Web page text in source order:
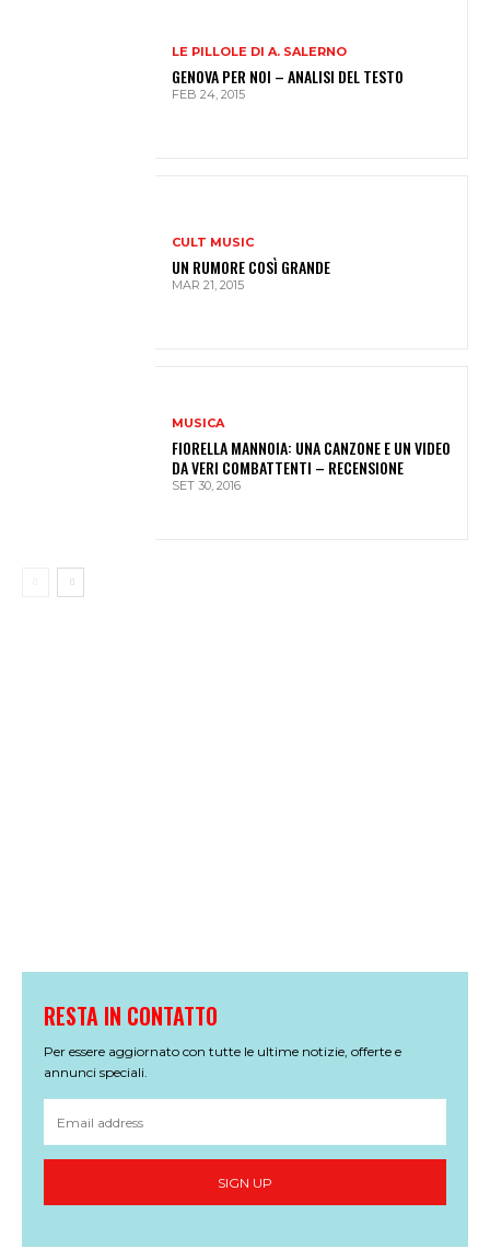
LE PILLOLE DI A. SALERNO
GENOVA PER NOI – ANALISI DEL TESTO
FEB 24, 2015
CULT MUSIC
UN RUMORE COSÌ GRANDE
MAR 21, 2015
MUSICA
FIORELLA MANNOIA: UNA CANZONE E UN VIDEO
DA VERI COMBATTENTI – RECENSIONE
SET 30, 2016
RESTA IN CONTATTO
Per essere aggiornato con tutte le ultime notizie, offerte e
annunci speciali.
SIGN UP